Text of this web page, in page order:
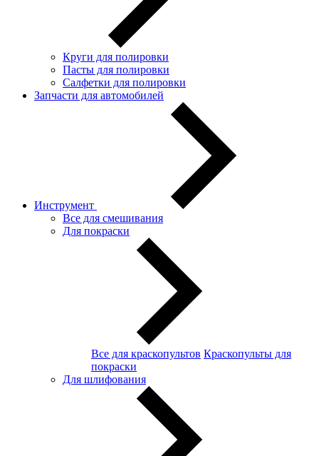
Круги для полировки
Пасты для полировки
Салфетки для полировки
Запчасти для автомобилей
Инструмент
Все для смешивания
Для покраски
Все для краскопультов Краскопульты для
покраски
Для шлифования